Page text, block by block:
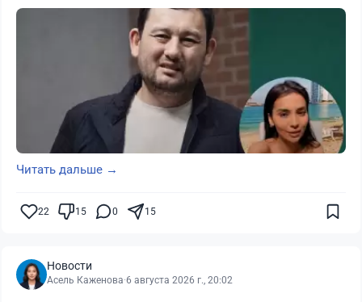
Читать дальше →
22 15 0 15
Новости
Асель Каженова·6 августа 2026 г., 20:02